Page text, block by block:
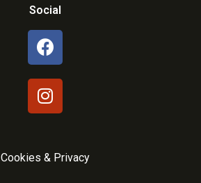
Social
Cookies & Privacy